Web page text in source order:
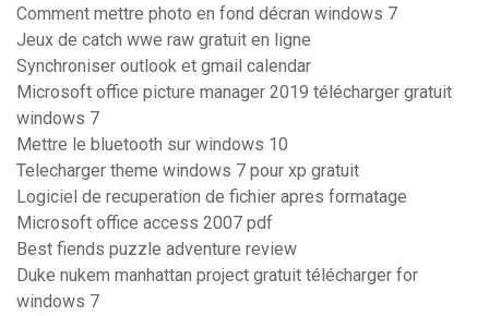
Comment mettre photo en fond décran windows 7
Jeux de catch wwe raw gratuit en ligne
Synchroniser outlook et gmail calendar
Microsoft office picture manager 2019 télécharger gratuit
windows 7
Mettre le bluetooth sur windows 10
Telecharger theme windows 7 pour xp gratuit
Logiciel de recuperation de fichier apres formatage
Microsoft office access 2007 pdf
Best fiends puzzle adventure review
Duke nukem manhattan project gratuit télécharger for
windows 7